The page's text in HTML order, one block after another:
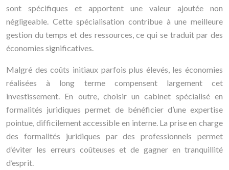
sont spécifiques et apportent une valeur ajoutée non
négligeable. Cette spécialisation contribue à une meilleure
gestion du temps et des ressources, ce qui se traduit par des
économies significatives.
Malgré des coûts initiaux parfois plus élevés, les économies
réalisées à long terme compensent largement cet
investissement. En outre, choisir un cabinet spécialisé en
formalités juridiques permet de bénéficier d’une expertise
pointue, difficilement accessible en interne. La prise en charge
des formalités juridiques par des professionnels permet
d’éviter les erreurs coûteuses et de gagner en tranquillité
d’esprit.